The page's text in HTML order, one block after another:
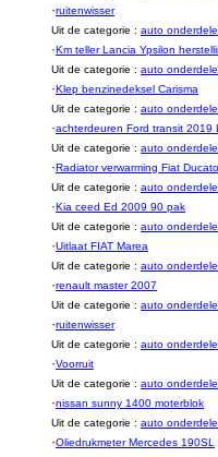
·ruitenwisser
Uit de categorie : auto
·Km teller Lancia Ypsilon
Uit de categorie : auto
·Klep benzinedeksel Carisma
Uit de categorie : auto
·achterdeuren Ford transit 2019
Uit de categorie : auto
·Radiator verwarming Fiat
Uit de categorie : auto
·Kia ceed Ed 2009 90 pak
Uit de categorie : auto
·Uitlaat FIAT Marea
Uit de categorie : auto
·renault master 2007
Uit de categorie : auto
·ruitenwisser
Uit de categorie : auto
·Voorruit
Uit de categorie : auto
·nissan sunny 1400 moterblok
Uit de categorie : auto
·Oliedrukmeter Mercedes 190SL